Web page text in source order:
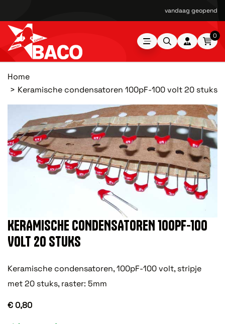
vandaag geopend
0
Home
Keramische condensatoren 100pF-100 volt 20 stuks
KERAMISCHE CONDENSATOREN 100PF-100
VOLT 20 STUKS
Keramische condensatoren, 100pF-100 volt, stripje
met 20 stuks, raster: 5mm
€ 0,80